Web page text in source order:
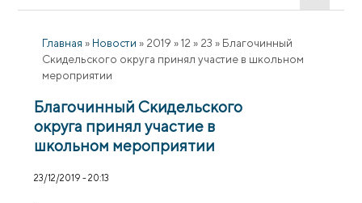
Главная » Новости » 2019 » 12 » 23 » Благочинный
Скидельского округа принял участие в школьном
мероприятии
Благочинный Скидельского
округа принял участие в
школьном мероприятии
23/12/2019 - 20:13